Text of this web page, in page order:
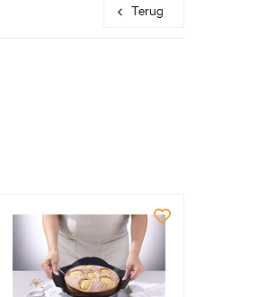
Terug